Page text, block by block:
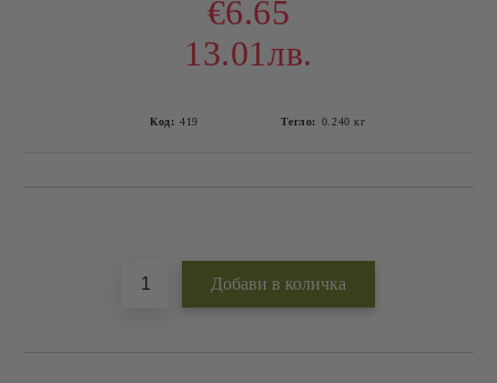
€6.65
13.01лв.
Код: 419 Тегло: 0.240 кг